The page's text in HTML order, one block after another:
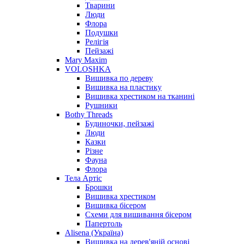
Тварини
Люди
Флора
Подушки
Релігія
Пейзажі
Mary Maxim
VOLOSHKA
Вишивка по дереву
Вишивка на пластику
Вишивка хрестиком на тканині
Рушники
Bothy Threads
Будиночки, пейзажі
Люди
Казки
Різне
Фауна
Флора
Тела Артіс
Брошки
Вишивка хрестиком
Вишивка бісером
Схеми для вишивання бісером
Папертоль
Alisena (Україна)
Вишивка на дерев'яній основі